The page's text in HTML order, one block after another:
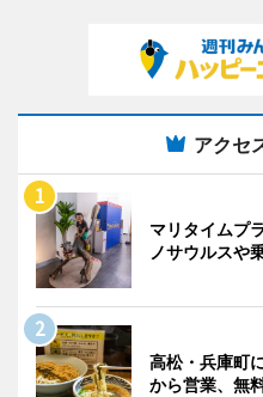
アクセ
マリタイムプ
ノサウルスや
高松・兵庫町
から営業、無